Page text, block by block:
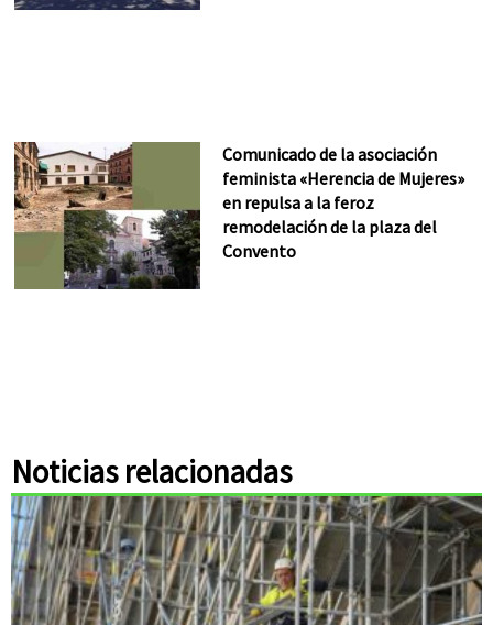
Comunicado de la asociación
feminista «Herencia de Mujeres»
en repulsa a la feroz
remodelación de la plaza del
Convento
Noticias relacionadas